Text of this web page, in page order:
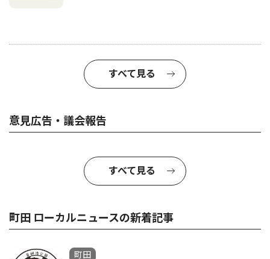
すべて見る
意見広告・議会報告
すべて見る
町田 ローカルニュースの新着記事
町田